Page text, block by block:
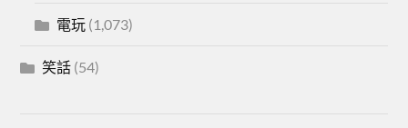
電玩 (1,073)
笑話 (54)